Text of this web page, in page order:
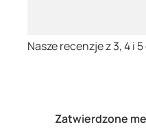
Zatwierdzone
Nasze recenzje z 3, 4 i